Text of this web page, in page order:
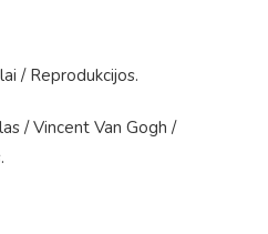
/ Reprodukcijos.
/Vincent Van Gogh /
.